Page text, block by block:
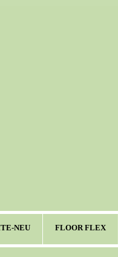
NEU FLOOR FLEX